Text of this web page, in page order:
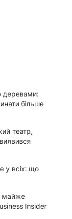
деревами:
більше
театр,
у всіх: що
майже
Insider